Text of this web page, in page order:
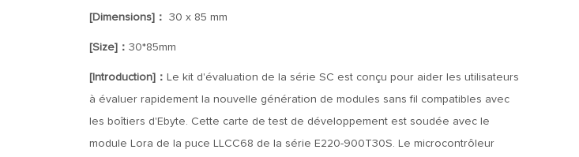
[Dimensions]： 30 x 85 mm
[Size]： 30*85mm
[Introduction]： Le kit d'évaluation de la série SC est conçu pour aider les utilisateurs
à évaluer rapidement la nouvelle génération de modules sans fil compatibles avec
les boîtiers d'Ebyte. Cette carte de test de développement est soudée avec le
module Lora de la puce LLCC68 de la série E220-900T30S. Le microcontrôleur